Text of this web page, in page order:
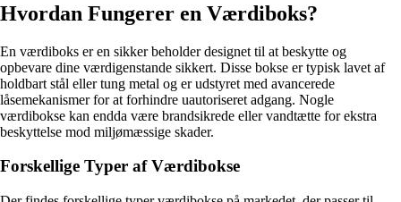
Hvordan Fungerer en Værdiboks?
En værdiboks er en sikker beholder designet til at beskytte og
opbevare dine værdigenstande sikkert. Disse bokse er typisk lavet af
holdbart stål eller tung metal og er udstyret med avancerede
låsemekanismer for at forhindre uautoriseret adgang. Nogle
værdibokse kan endda være brandsikrede eller vandtætte for ekstra
beskyttelse mod miljømæssige skader.
Forskellige Typer af Værdibokse